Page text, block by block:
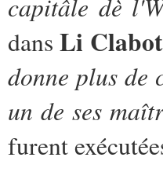
capitâle dè
dansLi
donne plus de
un de ses
furent